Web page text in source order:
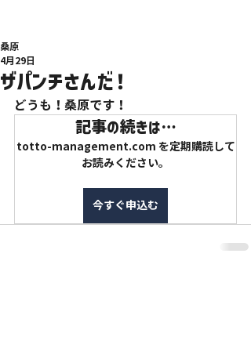
ザパンチさんだ！
桑原
4月29日
どうも！桑原です！
記事の続きは…
totto-management.com を定期購読して
お読みください。
今すぐ申込む